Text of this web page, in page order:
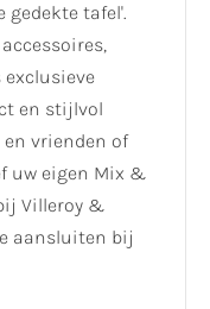
gedekte tafel'.
en stijlvol
vrienden of
uw eigen Mix &
Villeroy &
aansluiten bij